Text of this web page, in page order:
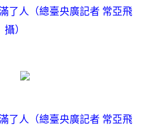
了人（總臺央廣記者 常亞飛
攝）
了人（總臺央廣記者 常亞飛